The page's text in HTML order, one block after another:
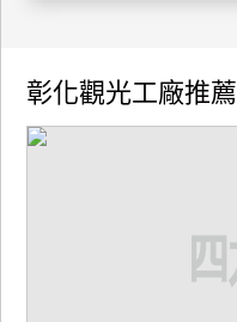
合
作
彰化觀光工廠推薦